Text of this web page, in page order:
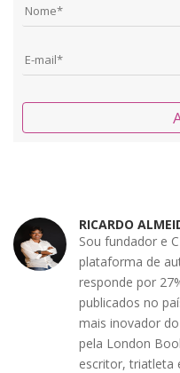
RICARDO
Sou fundador e
plataforma de
responde por
publicados no
mais inovador
pela London
escritor, triatleta